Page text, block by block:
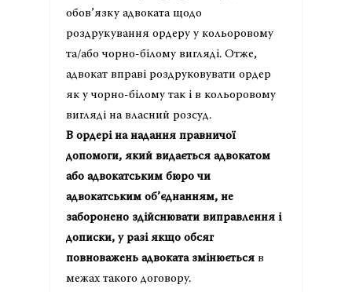
обов’язку адвоката щодо
роздрукування ордеру у кольоровому
та/або чорно-білому вигляді. Отже,
адвокат вправі роздруковувати ордер
як у чорно-білому так і в кольоровому
вигляді на власний розсуд.
В ордері на надання правничої
допомоги, який видається адвокатом
або адвокатським бюро чи
адвокатським об’єднанням, не
заборонено здійснювати виправлення і
дописки, у разі якщо обсяг
повноважень адвоката змінюється в
межах такого договору.